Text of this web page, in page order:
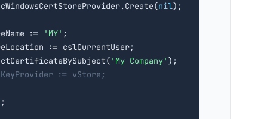
nil);
:=
'MY' ;
:= cslCurrentUser;
'My Company' );
:= vStore;